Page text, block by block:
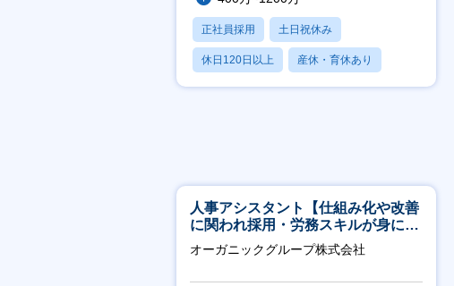
正社員採用 土日祝休み
休日120日以上 産休・育休あり
月残業20時間以内
人事アシスタント【仕組み化や改善
に関われ採用・労務スキルが身につ
く環境／年商120億円超の事業会
社】
オーガニックグループ株式会社